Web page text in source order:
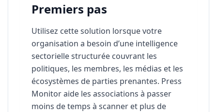
Premiers pas
Utilisez cette solution lorsque votre
organisation a besoin d’une intelligence
sectorielle structurée couvrant les
politiques, les membres, les médias et les
écosystèmes de parties prenantes. Press
Monitor aide les associations à passer
moins de temps à scanner et plus de